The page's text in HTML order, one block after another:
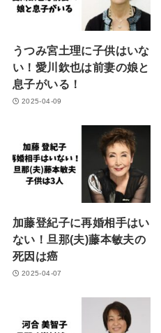
うつみ宮土理に子供はいな
い！愛川欽也は前妻の娘と
息子がいる！
2025-04-09
加藤登紀子に再婚相手はい
ない！旦那(夫)藤本敏夫の
死因は癌
2025-04-07